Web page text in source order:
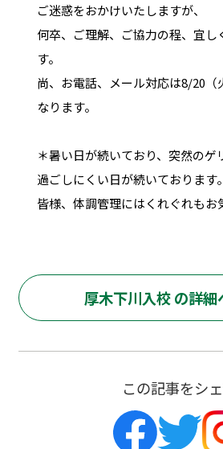
ご迷惑をおかけいたしますが、
何卒、ご理解、ご協力の程、宜し
す。
尚、お電話、メール対応は8/20（
なります。
＊暑い日が続いており、突然のゲ
過ごしにくい日が続いております。
皆様、体調管理にはくれぐれもお
厚木下川入校 の詳細
この記事をシ